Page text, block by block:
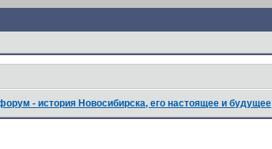
- история Новосибирска, его настоящее и будущее